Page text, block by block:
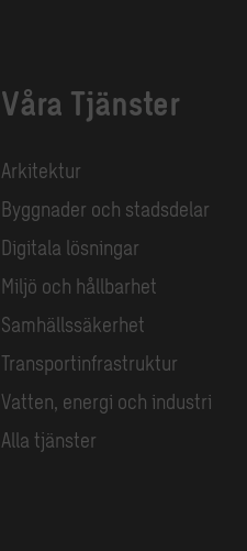
Våra Tjänster
Arkitektur
Byggnader och stadsdelar
Digitala lösningar
Miljö och hållbarhet
Samhällssäkerhet
Transportinfrastruktur
Vatten, energi och industri
Alla tjänster